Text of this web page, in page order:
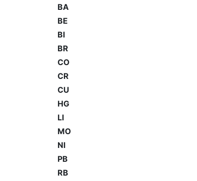
BA
BE
BI
BR
CO
CR
CU
HG
LI
MO
NI
PB
RB